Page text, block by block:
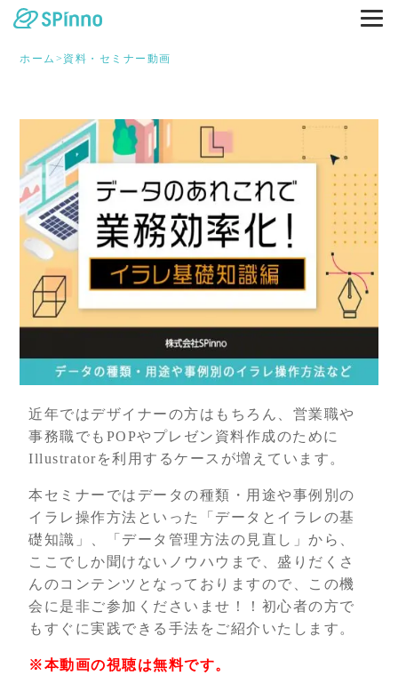
ホーム > 資料・セミナー動画
近年ではデザイナーの方はもちろん、営業職や
事務職でもPOPやプレゼン資料作成のために
Illustratorを利用するケースが増えています。
本セミナーではデータの種類・用途や事例別の
イラレ操作方法といった「データとイラレの基
礎知識」、「データ管理方法の見直し」から、
ここでしか聞けないノウハウまで、盛りだくさ
んのコンテンツとなっておりますので、この機
会に是非ご参加くださいませ！！初心者の方で
もすぐに実践できる手法をご紹介いたします。
※本動画の視聴は無料です。